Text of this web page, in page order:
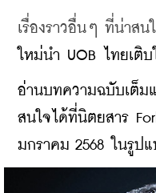
เรื่องราวอื่นๆ ที่น่าสน
ใหม่นำ UOB ไทยเติ
อ่านบทความฉบับเต็ม
สนใจได้ที่นิตยสาร
มกราคม 2568 ในรูป